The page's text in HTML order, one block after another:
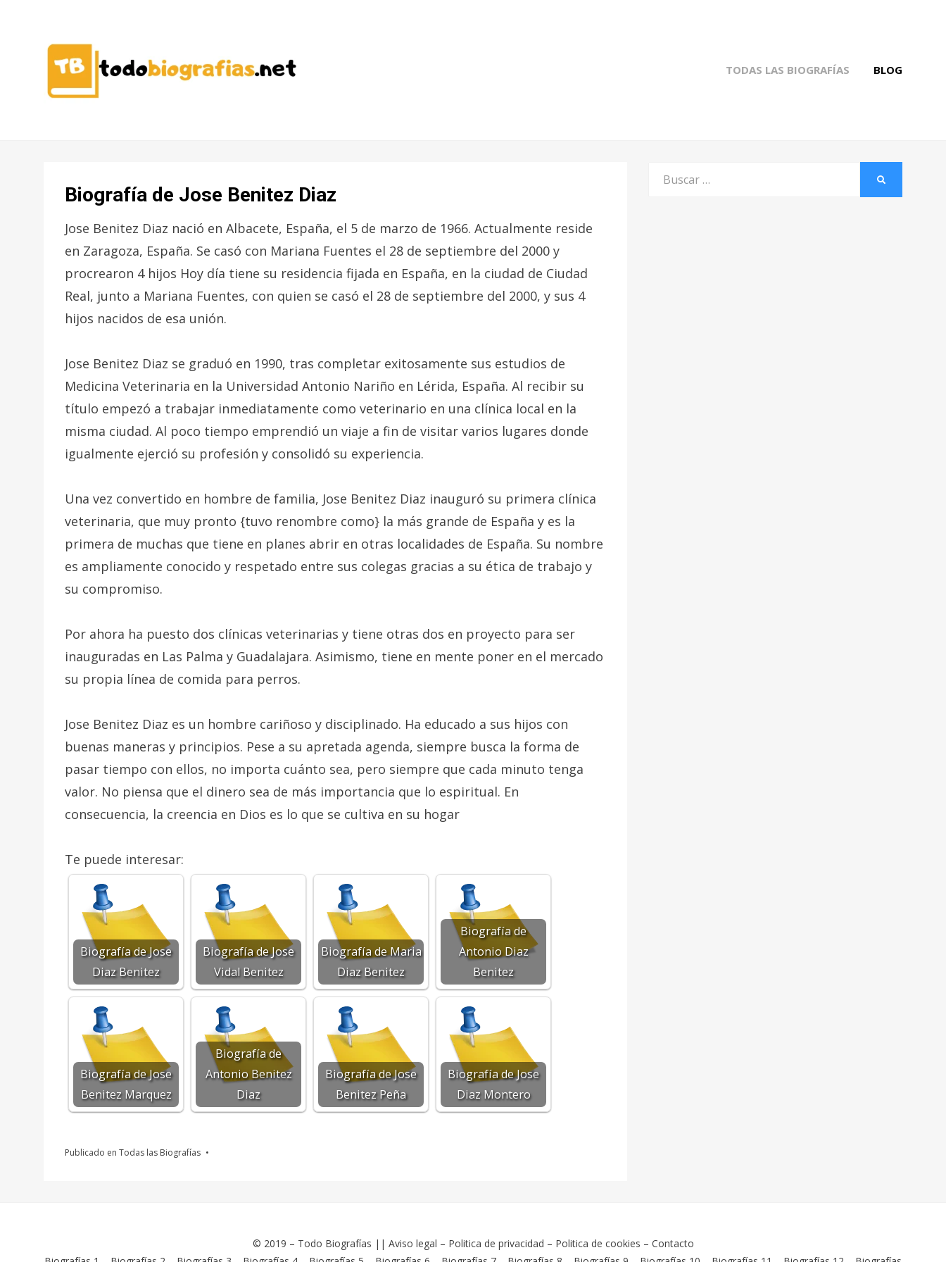
TODAS LAS BIOGRAFÍAS BLOG
Biografía de Jose Benitez Diaz
Jose Benitez Diaz nació en Albacete, España, el 5 de marzo de 1966. Actualmente reside
en Zaragoza, España. Se casó con Mariana Fuentes el 28 de septiembre del 2000 y
procrearon 4 hijos Hoy día tiene su residencia fijada en España, en la ciudad de Ciudad
Real, junto a Mariana Fuentes, con quien se casó el 28 de septiembre del 2000, y sus 4
hijos nacidos de esa unión.
Jose Benitez Diaz se graduó en 1990, tras completar exitosamente sus estudios de
Medicina Veterinaria en la Universidad Antonio Nariño en Lérida, España. Al recibir su
título empezó a trabajar inmediatamente como veterinario en una clínica local en la
misma ciudad. Al poco tiempo emprendió un viaje a fin de visitar varios lugares donde
igualmente ejerció su profesión y consolidó su experiencia.
Una vez convertido en hombre de familia, Jose Benitez Diaz inauguró su primera clínica
veterinaria, que muy pronto {tuvo renombre como} la más grande de España y es la
primera de muchas que tiene en planes abrir en otras localidades de España. Su nombre
es ampliamente conocido y respetado entre sus colegas gracias a su ética de trabajo y
su compromiso.
Por ahora ha puesto dos clínicas veterinarias y tiene otras dos en proyecto para ser
inauguradas en Las Palma y Guadalajara. Asimismo, tiene en mente poner en el mercado
su propia línea de comida para perros.
Jose Benitez Diaz es un hombre cariñoso y disciplinado. Ha educado a sus hijos con
buenas maneras y principios. Pese a su apretada agenda, siempre busca la forma de
pasar tiempo con ellos, no importa cuánto sea, pero siempre que cada minuto tenga
valor. No piensa que el dinero sea de más importancia que lo espiritual. En
consecuencia, la creencia en Dios es lo que se cultiva en su hogar
Te puede interesar:
Biografía de Jose
Diaz Benitez
Biografía de Jose
Vidal Benitez
Biografía de Maria
Diaz Benitez
Biografía de
Antonio Diaz
Benitez
Biografía de Jose
Benitez Marquez
Biografía de
Antonio Benitez
Diaz
Biografía de Jose
Benitez Peña
Biografía de Jose
Diaz Montero
Publicado en Todas las Biografías
Buscar
© 2019 – Todo Biografías || Aviso legal – Politica de privacidad – Politica de cookies – Contacto